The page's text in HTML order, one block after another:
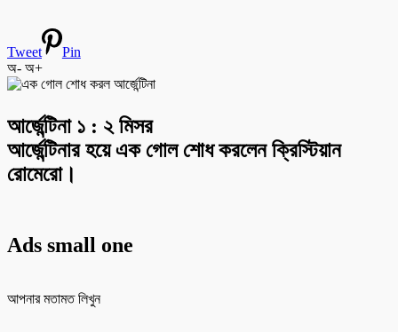
Tweet
Pin
অ- অ+
আর্জেন্টিনা ১ : ২ মিসর
আর্জেন্টিনার হয়ে এক গোল শোধ করলেন ক্রিস্টিয়ান
রোমেরো।
Ads small one
আপনার মতামত লিখুন